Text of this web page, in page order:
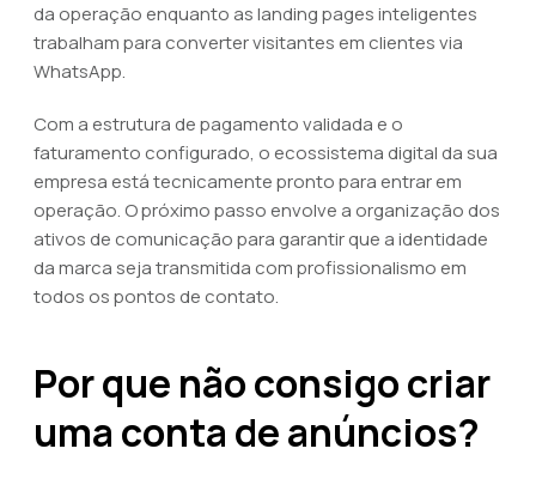
da operação enquanto as landing pages inteligentes
trabalham para converter visitantes em clientes via
WhatsApp.
Com a estrutura de pagamento validada e o
faturamento configurado, o ecossistema digital da sua
empresa está tecnicamente pronto para entrar em
operação. O próximo passo envolve a organização dos
ativos de comunicação para garantir que a identidade
da marca seja transmitida com profissionalismo em
todos os pontos de contato.
Por que não consigo criar
uma conta de anúncios?